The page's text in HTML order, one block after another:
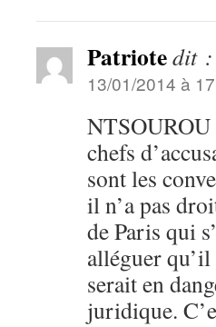
Patriotedit :
13/01/2014 à
NTSOUROU
chefs
sont les
il n’a pas
de Paris qui
alléguer
serait en
juridique.